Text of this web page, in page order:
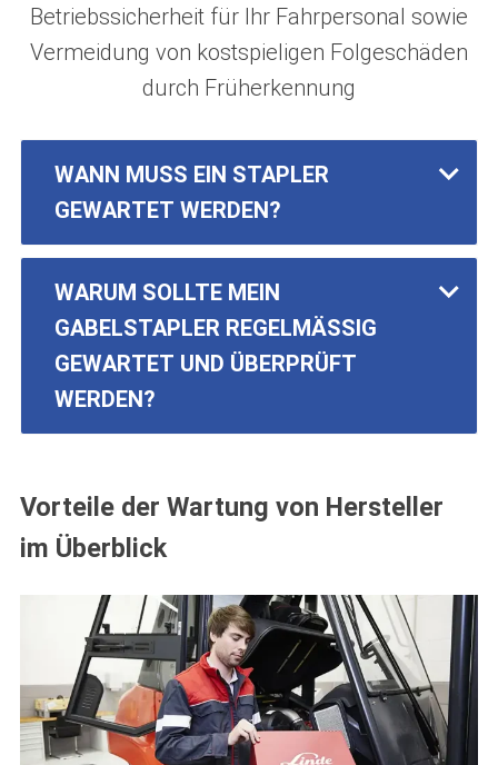
Betriebssicherheit für Ihr Fahrpersonal sowie
Vermeidung von kostspieligen Folgeschäden
durch Früherkennung
WANN MUSS EIN STAPLER
GEWARTET WERDEN?
WARUM SOLLTE MEIN
GABELSTAPLER REGELMÄSSIG
GEWARTET UND ÜBERPRÜFT
WERDEN?
Vorteile der Wartung von Hersteller
im Überblick